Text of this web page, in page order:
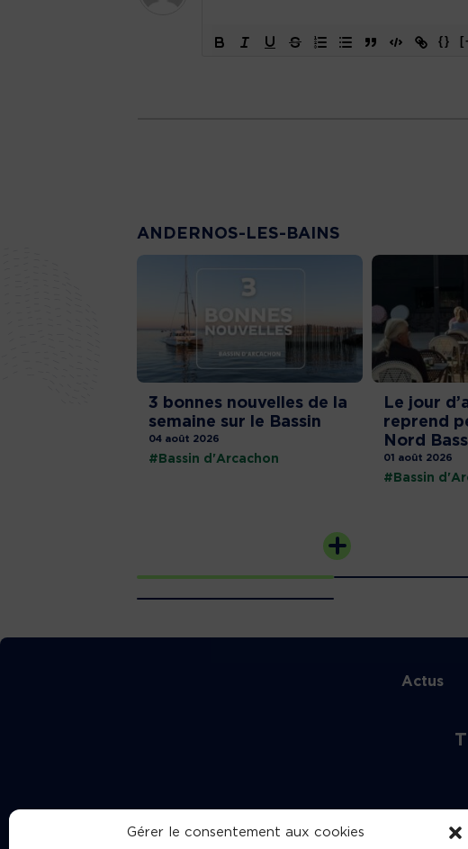
Gérer le consentement aux cookies
{}
ANDERNOS-LES-BAINS
3 bonnes nouvelles de la
semaine sur le Bassin
04 août 2026
#Bassin d'Arcachon
Le jour
reprend
Nord
01 août 2026
#Bassin
Actus